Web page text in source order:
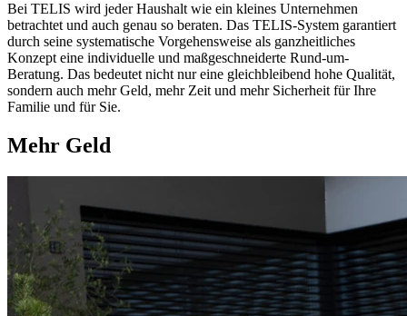
Bei TELIS wird jeder Haushalt wie ein kleines Unternehmen
betrachtet und auch genau so beraten. Das TELIS-System garantiert
durch seine systematische Vorgehensweise als ganzheitliches
Konzept eine individuelle und maßgeschneiderte Rund-um-
Beratung. Das bedeutet nicht nur eine gleichbleibend hohe Qualität,
sondern auch mehr Geld, mehr Zeit und mehr Sicherheit für Ihre
Familie und für Sie.
Mehr Geld